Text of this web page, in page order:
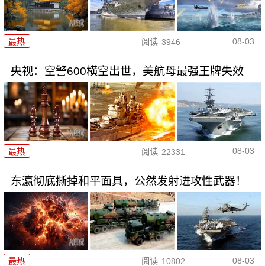
最热 阅读 3946 08-03
央视：空警600横空出世，美航母最强王牌失效
最热 阅读 22331 08-03
东瀛彻底撕掉和平面具，公然发射进攻性武器！
最热 阅读 10802 08-03